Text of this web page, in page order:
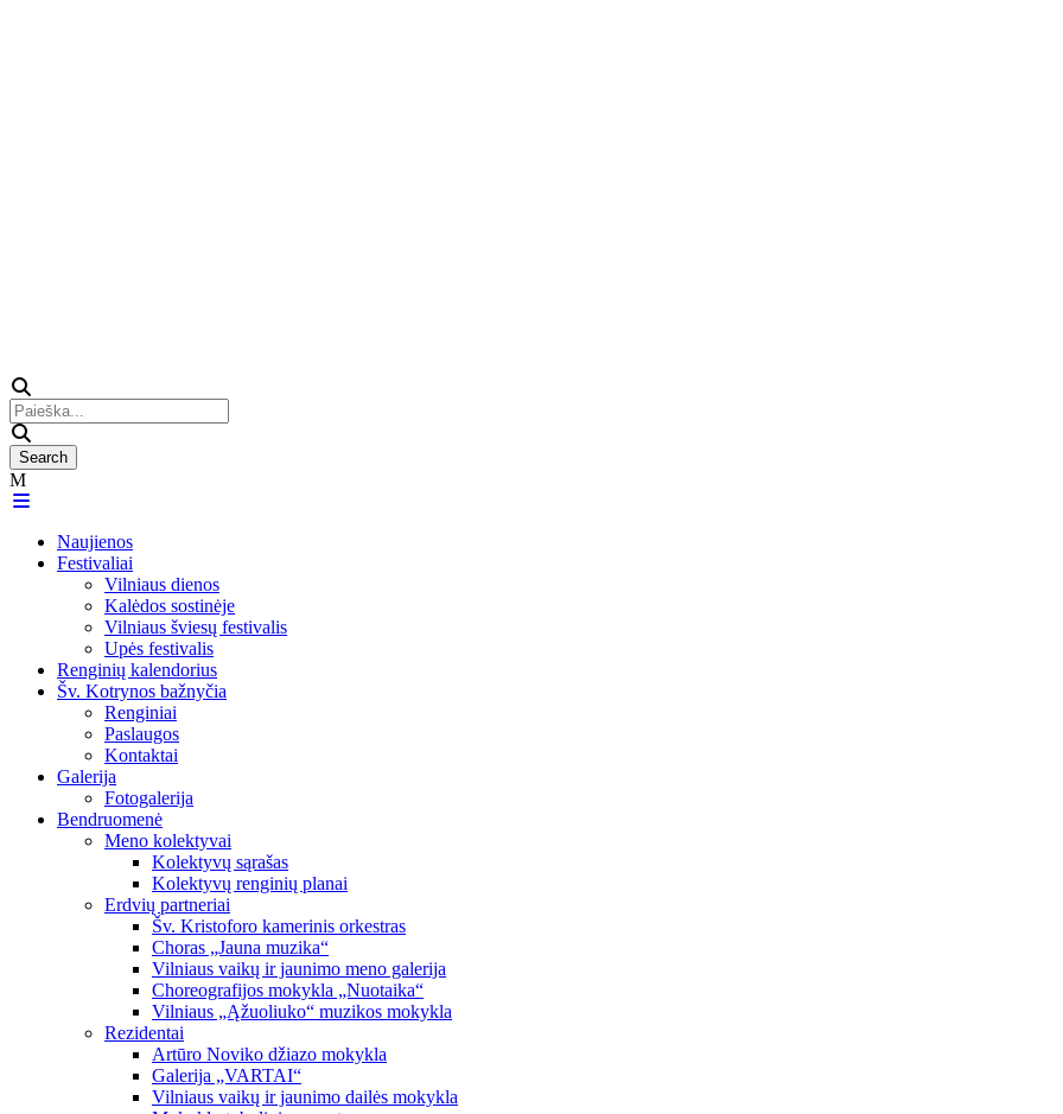
Naujienos
Festivaliai
Vilniaus dienos
Kalėdos sostinėje
Vilniaus šviesų festivalis
Upės festivalis
Renginių kalendorius
Šv. Kotrynos bažnyčia
Renginiai
Paslaugos
Kontaktai
Galerija
Fotogalerija
Bendruomenė
Meno kolektyvai
Kolektyvų sąrašas
Kolektyvų renginių planai
Erdvių partneriai
Šv. Kristoforo kamerinis orkestras
Choras „Jauna muzika“
Vilniaus vaikų ir jaunimo meno galerija
Choreografijos mokykla „Nuotaika“
Vilniaus „Ąžuoliuko“ muzikos mokykla
Rezidentai
Artūro Noviko džiazo mokykla
Galerija „VARTAI“
Vilniaus vaikų ir jaunimo dailės mokykla